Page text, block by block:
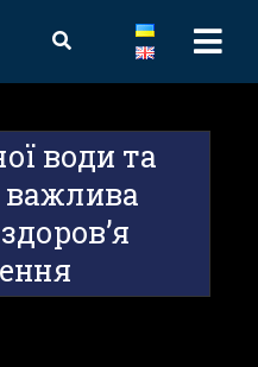
води та
важлива